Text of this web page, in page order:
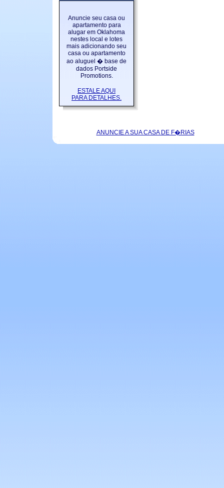
Anuncie seu casa ou
apartamento para
alugar em Oklahoma
nestes local e lotes
mais adicionando seu
casa ou apartamento
ao aluguel � base de
dados Portside
Promotions.
ESTALE AQUI
PARA DETALHES.
ANUNCIE A SUA CASA DE F�RIAS